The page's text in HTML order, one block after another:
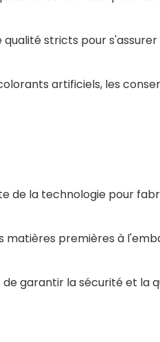
stricts pour
artificiels, les
de la technologie pour
premières à
garantir la sécurité et la